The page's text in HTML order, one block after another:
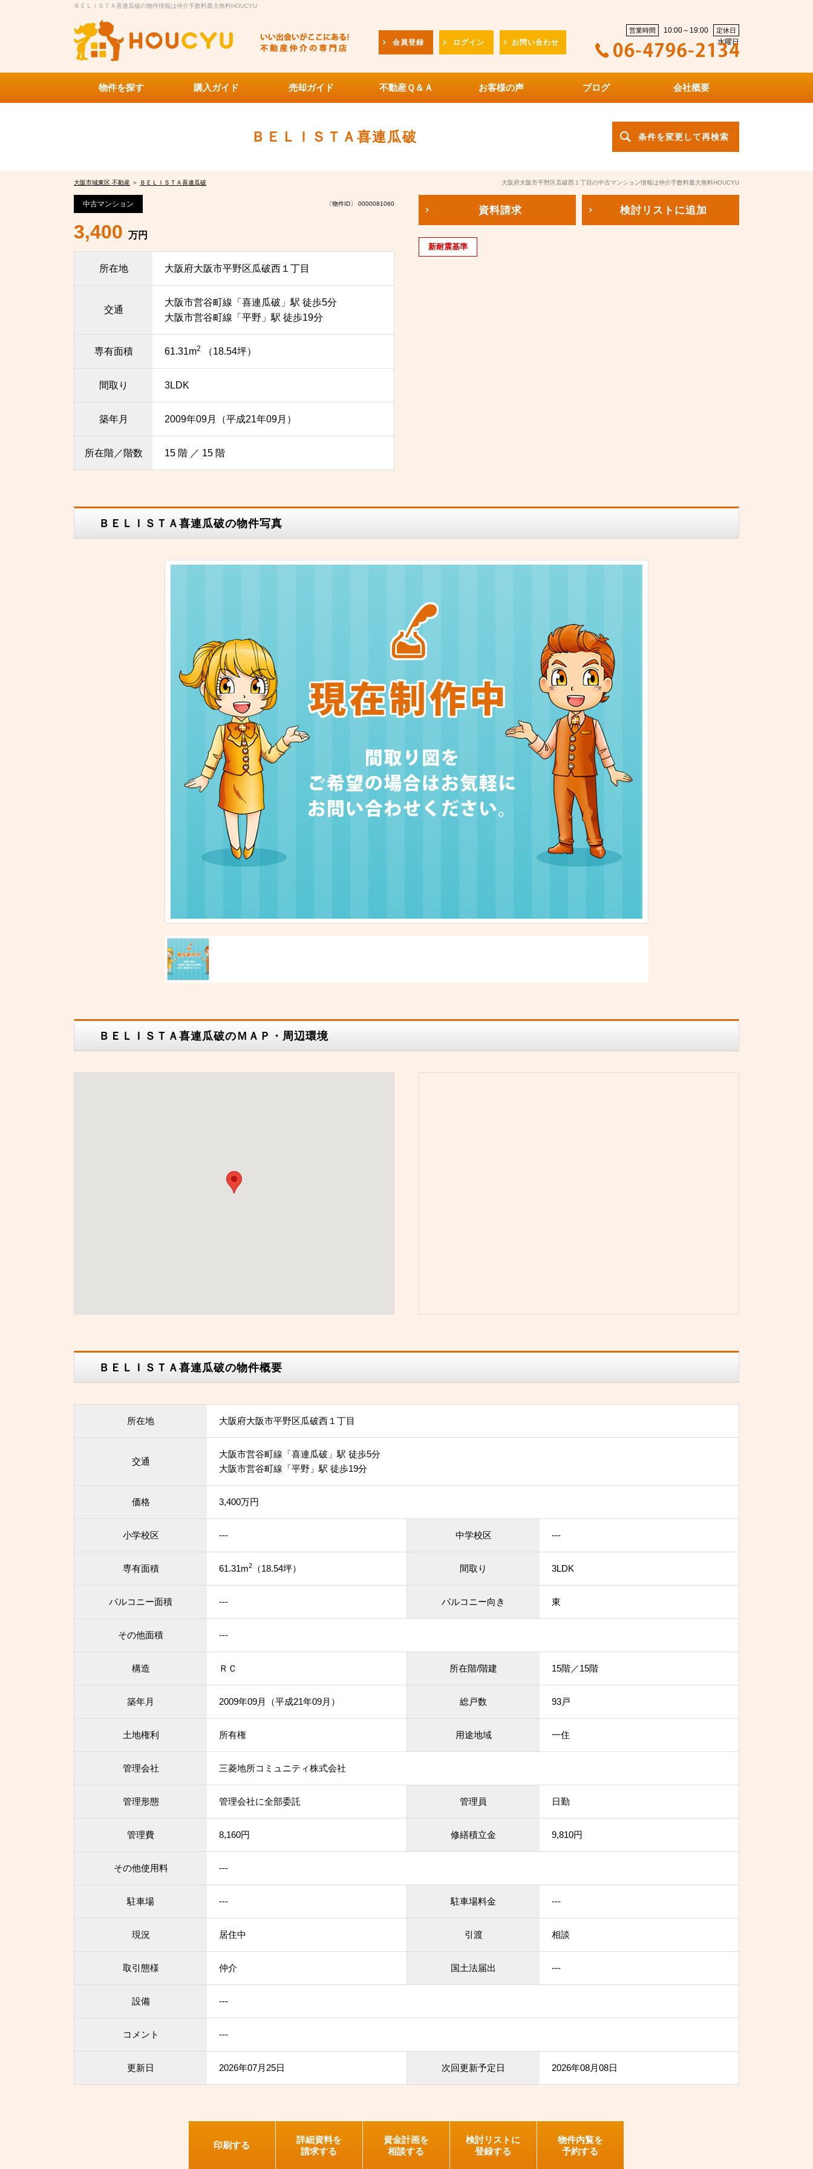
ＢＥＬＩＳＴＡ喜連瓜破の物件情報は仲介手数料最大無料HOUCYU
会員登録 ログイン お問い合わせ
営業時間 10:00～19:00 定休日
水曜日
物件を探す 購入ガイド 売却ガイド 不動産Ｑ＆Ａ お客様の声 ブログ 会社概要
ＢＥＬＩＳＴＡ喜連瓜破 条件を変更して再検索
大阪市城東区 不動産 ＞ ＢＥＬＩＳＴＡ喜連瓜破 大阪府大阪市平野区瓜破西１丁目の中古マンション情報は仲介手数料最大無料HOUCYU
〔物件ID〕 0000081060
中古マンション
3,400 万円
所在地 大阪府大阪市平野区瓜破西１丁目
交通
大阪市営谷町線「喜連瓜破」駅 徒歩5分
大阪市営谷町線「平野」駅 徒歩19分
専有面積 61.31m2 （18.54坪）
間取り 3LDK
築年月 2009年09月（平成21年09月）
所在階／階数 15 階 ／ 15 階
資料請求 検討リスト に追加
新耐震基準
ＢＥＬＩＳＴＡ喜連瓜破の物件写真
ＢＥＬＩＳＴＡ喜連瓜破のＭＡＰ・周辺環境
ＢＥＬＩＳＴＡ喜連瓜破の物件概要
所在地 大阪府大阪市平野区瓜破西１丁目
交通
大阪市営谷町線「喜連瓜破」駅 徒歩5分
大阪市営谷町線「平野」駅 徒歩19分
価格 3,400万円
小学校区 --- 中学校区 ---
専有面積 61.31m2 （18.54坪） 間取り 3LDK
バルコニー面積 --- バルコニー向き 東
その他面積 ---
構造 ＲＣ 所在階/階建 15階／15階
築年月 2009年09月（平成21年09月） 総戸数 93戸
土地権利 所有権 用途地域 一住
管理会社 三菱地所コミュニティ株式会社
管理形態 管理会社に全部委託 管理員 日勤
管理費 8,160円 修繕積立金 9,810円
その他使用料 ---
駐車場 --- 駐車場料金 ---
現況 居住中 引渡 相談
取引態様 仲介 国土法届出 ---
設備 ---
コメント ---
更新日 2026年07月25日 次回更新予定日 2026年08月08日
印刷する
詳細資料を
請求する
資金計画を
相談する
検討リストに
登録する
物件内覧を
予約する